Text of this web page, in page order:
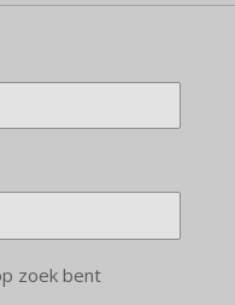
zoek bent